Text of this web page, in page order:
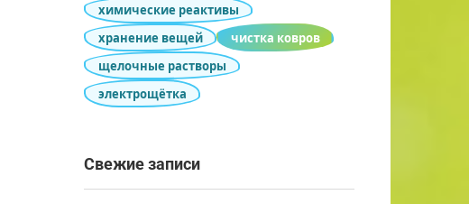
химические реактивы
хранение вещей
чистка ковров
щелочные растворы
электрощётка
Свежие записи